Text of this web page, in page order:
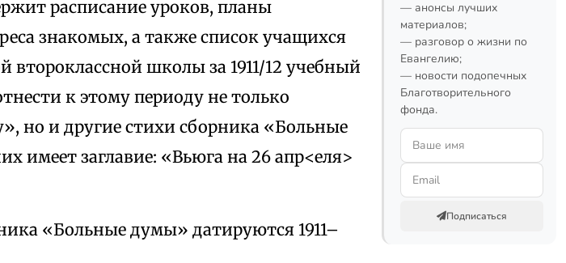
расписание уроков, планы
знакомых, а также список учащихся
второклассной школы за 1911/12 учебный
к этому периоду не только
но и другие стихи сборника «Больные
имеет заглавие: «Вьюга на 26 апр<еля>
«Больные думы» датируются 1911–
— анонсы лучших
материалов;
— разговор о жизни по
Евангелию;
— новости подопечных
Благотворительного
фонда.
Подписаться